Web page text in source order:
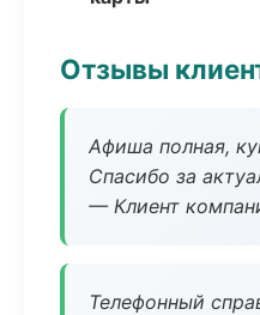
Отзывы
Афиша полная,
Спасибо за
— Клиент
Телефонный